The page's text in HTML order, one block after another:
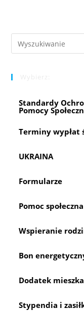
Standardy
Pomocy
Terminy wypłat
UKRAINA
Formularze
Pomoc społeczna
Wspieranie
Bon
Dodatek
Stypendia i